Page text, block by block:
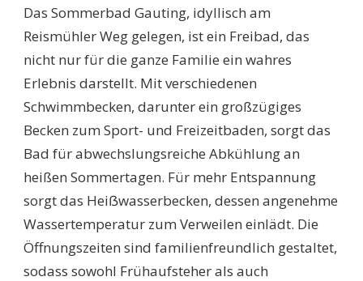
Das Sommerbad Gauting, idyllisch am
Reismühler Weg gelegen, ist ein Freibad, das
nicht nur für die ganze Familie ein wahres
Erlebnis darstellt. Mit verschiedenen
Schwimmbecken, darunter ein großzügiges
Becken zum Sport- und Freizeitbaden, sorgt das
Bad für abwechslungsreiche Abkühlung an
heißen Sommertagen. Für mehr Entspannung
sorgt das Heiẞwasserbecken, dessen angenehme
Wassertemperatur zum Verweilen einlädt. Die
Öffnungszeiten sind familienfreundlich gestaltet,
sodass sowohl Frühaufsteher als auch